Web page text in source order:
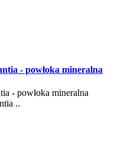
- powłoka mineralna
- powłoka mineralna
..